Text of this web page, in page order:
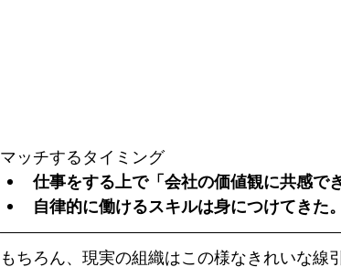
マッチするタイミング
仕事をする上で「会社の価値観に共感で
自律的に働けるスキルは身につけてきた。
もちろん、現実の組織はこの様なきれいな線